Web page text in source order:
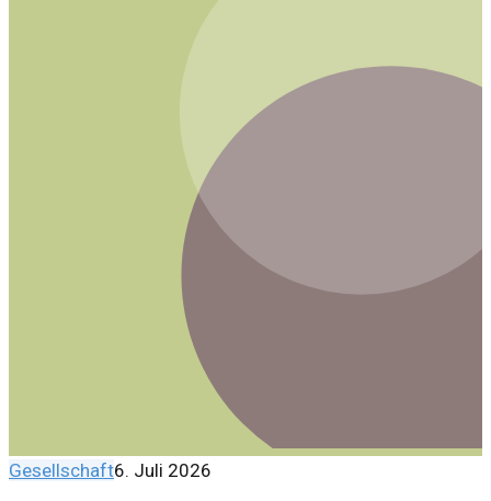
Gesellschaft6. Juli 2026